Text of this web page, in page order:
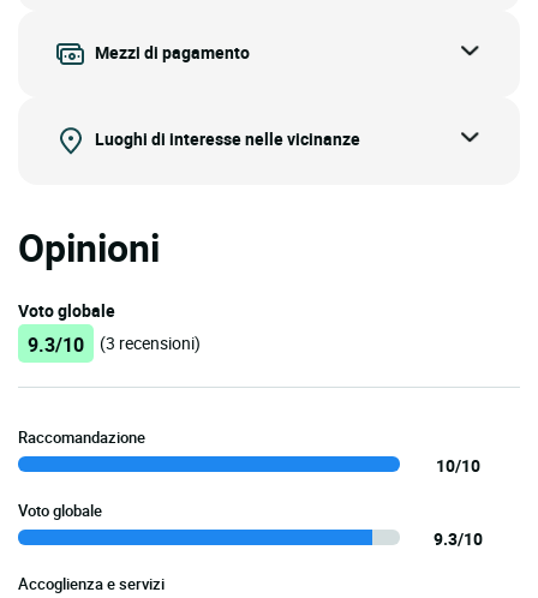
Mezzi di pagamento
Luoghi di interesse nelle vicinanze
Opinioni
Voto globale
9.3/10 (3 recensioni)
Raccomandazione
10/10
Voto globale
9.3/10
Accoglienza e servizi